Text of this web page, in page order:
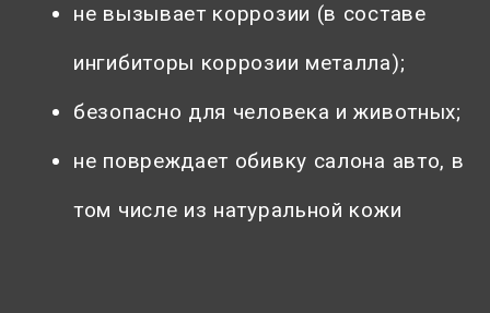
не вызывает коррозии (в составе
ингибиторы коррозии металла);
безопасно для человека и животных;
не повреждает обивку салона авто, в
том числе из натуральной кожи